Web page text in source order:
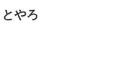
やろ